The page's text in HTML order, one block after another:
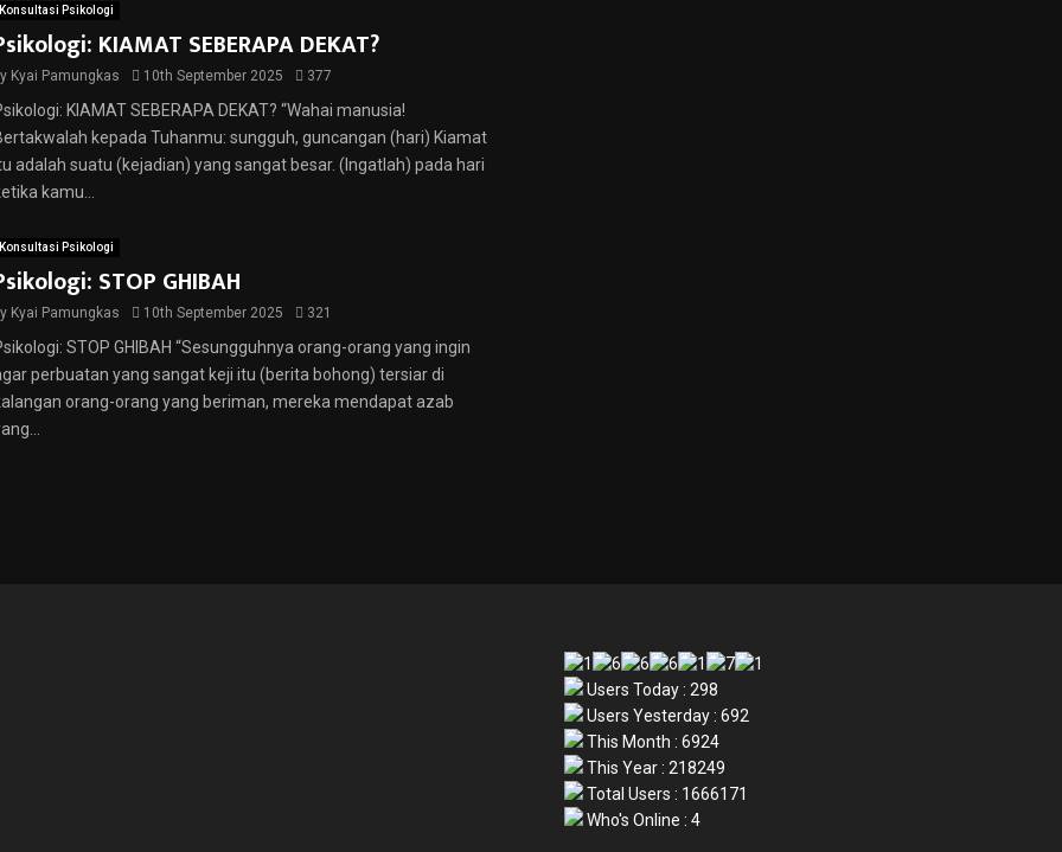
Konsultasi Psikologi
KIAMAT SEBERAPA DEKAT?
Kyai Pamungkas 10th September 2025 377
KIAMAT SEBERAPA DEKAT? “Wahai manusia!
kepada Tuhanmu: sungguh, guncangan (hari) Kiamat
adalah suatu (kejadian) yang sangat besar. (Ingatlah) pada hari
kamu...
Konsultasi Psikologi
STOP GHIBAH
Kyai Pamungkas 10th September 2025 321
STOP GHIBAH “Sesungguhnya orang-orang yang ingin
perbuatan yang sangat keji itu (berita bohong) tersiar di
orang-orang yang beriman, mereka mendapat azab
Users Today : 298
Users Yesterday : 692
This Month : 6924
This Year : 218249
Total Users : 1666171
Who's Online : 4